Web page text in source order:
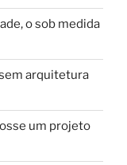
o sob medida
arquitetura
um projeto